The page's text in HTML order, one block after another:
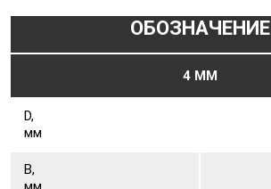
ОБОЗНАЧЕНИЕ
4 ММ
D,
мм
В,